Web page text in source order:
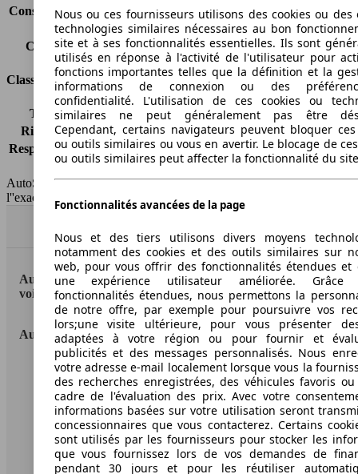
Consommation (combinée)* 5.8 l/100km
Classe d'émissions
Euro 4
Capacité du réservoir
60 l
Classes d'assurance
Tous risques
-
Risques partiels
-
Responsabilité civile -
HSN/TSN
n.c./223ZXL1AA
AutoScout24 France SAS décline toute responsabilité concernant
l''exactitude des indications fournies.
AutoScout24: la plus grande plateforme en ligne de
voitures en Europe
AutoScout24
A propos d'AutoScout24
Conditions d'utilisation
Informations légales
Protection des données
Nous ou ces fournisseurs utilisons des cookies ou des
technologies similaires nécessaires au bon
site et à ses fonctionnalités essentielles. Ils sont
utilisés en réponse à l'activité de l'utilisateur pour
fonctions importantes telles que la définition et la
informations de connexion ou des
confidentialité. L'utilisation de ces cookies ou
similaires ne peut généralement pas être
Cependant, certains navigateurs peuvent bloquer ces
ou outils similaires ou vous en avertir. Le blocage de
ou outils similaires peut affecter la fonctionnalité du
Fonctionnalités avancées de la page
Nous et des tiers utilisons divers moyens
notamment des cookies et des outils similaires sur
web, pour vous offrir des fonctionnalités étendues et
une expérience utilisateur améliorée.
fonctionnalités étendues, nous permettons la
de notre offre, par exemple pour poursuivre vos
lors;une visite ultérieure, pour vous présenter
adaptées à votre région ou pour fournir et
publicités et des messages personnalisés. Nous
votre adresse e-mail localement lorsque vous la
des recherches enregistrées, des véhicules favoris
cadre de l'évaluation des prix. Avec votre
informations basées sur votre utilisation seront
concessionnaires que vous contacterez. Certains
sont utilisés par les fournisseurs pour stocker les
que vous fournissez lors de vos demandes de
pendant 30 jours et pour les réutiliser